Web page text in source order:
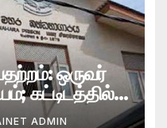
ஒருவர்
கட்டிடத்தில்
ADMIN